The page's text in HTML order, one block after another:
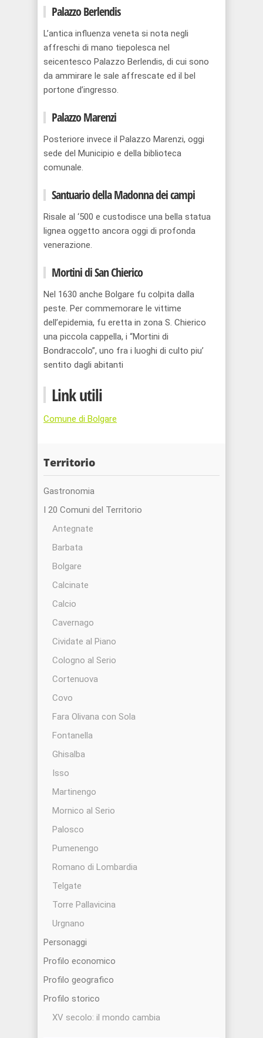
Palazzo Berlendis
L’antica influenza veneta si nota negli
affreschi di mano tiepolesca nel
seicentesco Palazzo Berlendis, di cui sono
da ammirare le sale affrescate ed il bel
portone d’ingresso.
Palazzo Marenzi
Posteriore invece il Palazzo Marenzi, oggi
sede del Municipio e della biblioteca
comunale.
Santuario della Madonna dei campi
Risale al ‘500 e custodisce una bella statua
lignea oggetto ancora oggi di profonda
venerazione.
Mortini di San Chierico
Nel 1630 anche Bolgare fu colpita dalla
peste. Per commemorare le vittime
dell’epidemia, fu eretta in zona S. Chierico
una piccola cappella, i “Mortini di
Bondraccolo”, uno fra i luoghi di culto piu’
sentito dagli abitanti
Link utili
Comune di Bolgare
Territorio
Gastronomia
I 20 Comuni del Territorio
Antegnate
Barbata
Bolgare
Calcinate
Calcio
Cavernago
Cividate al Piano
Cologno al Serio
Cortenuova
Covo
Fara Olivana con Sola
Fontanella
Ghisalba
Isso
Martinengo
Mornico al Serio
Palosco
Pumenengo
Romano di Lombardia
Telgate
Torre Pallavicina
Urgnano
Personaggi
Profilo economico
Profilo geografico
Profilo storico
XV secolo: il mondo cambia